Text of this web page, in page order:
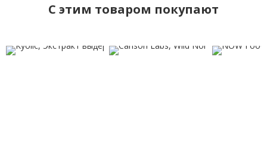
C этим товаром покупают